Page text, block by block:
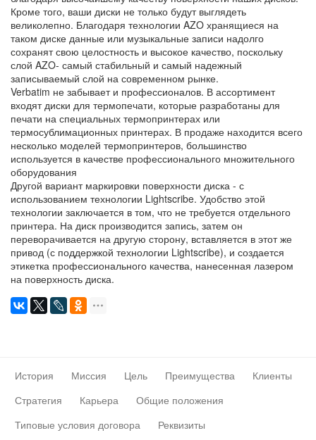
Кроме того, ваши диски не только будут выглядеть
великолепно. Благодаря технологии AZO хранящиеся на
таком диске данные или музыкальные записи надолго
сохранят свою целостность и высокое качество, поскольку
слой AZO- самый стабильный и самый надежный
записываемый слой на современном рынке.
Verbatim не забывает и профессионалов. В ассортимент
входят диски для термопечати, которые разработаны для
печати на специальных термопринтерах или
термосублимационных принтерах. В продаже находится всего
несколько моделей термопринтеров, большинство
используется в качестве профессионального множительного
оборудования
Другой вариант маркировки поверхности диска - с
использованием технологии Lightscribe. Удобство этой
технологии заключается в том, что не требуется отдельного
принтера. На диск производится запись, затем он
переворачивается на другую сторону, вставляется в этот же
привод (с поддержкой технологии Lightscribe), и создается
этикетка профессионального качества, нанесенная лазером
на поверхность диска.
История Миссия Цель Преимущества
Клиенты
Стратегия
Карьера
Общие положения
Типовые условия договора
Реквизиты